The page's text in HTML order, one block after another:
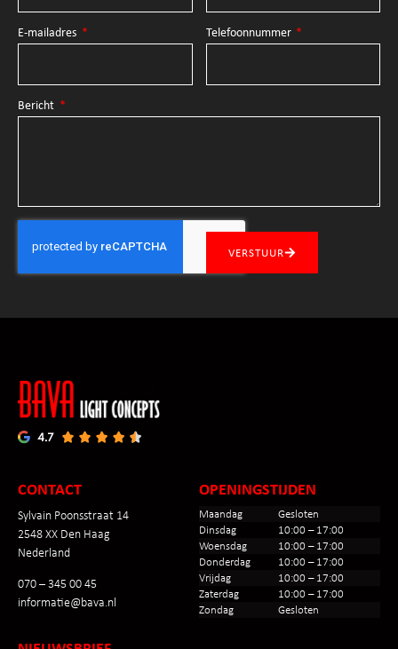
E-mailadres Telefoonnummer
Bericht
VERSTUUR
CONTACT
Sylvain Poonsstraat 14
2548 XX Den Haag
Nederland
070 – 345 00 45
informatie@bava.nl
OPENINGSTIJDEN
Maandag
Gesloten
Dinsdag
10:00 – 17:00
Woensdag
10:00 – 17:00
Donderdag
10:00 – 17:00
Vrijdag
10:00 – 17:00
Zaterdag
10:00 – 17:00
Zondag
Gesloten